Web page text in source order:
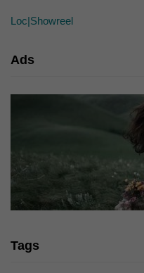
Loc|Showreel
Ads
Tags